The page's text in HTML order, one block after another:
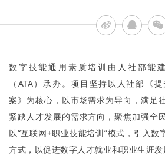
数字技能通用素质培训由人社部能
（ATA）承办。项目坚持以人社部《
案》为核心，以市场需求为导向，满足
紧缺人才发展的需求方向，聚焦加强全
以“互联网+职业技能培训”模式，引入数
方式，以促进数字人才就业和职业生涯发